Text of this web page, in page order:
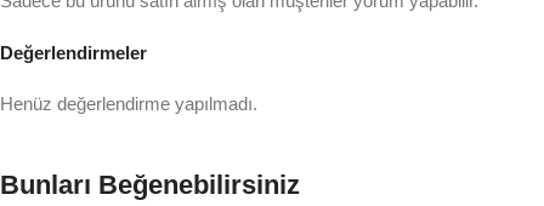
Değerlendirmeler
Henüz değerlendirme yapılmadı.
Bunları Beğenebilirsiniz